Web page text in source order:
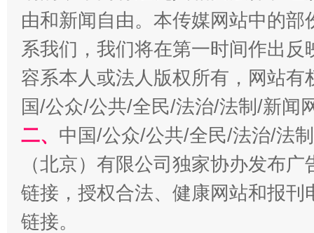
生
由和新闻自由。本传媒网站中的
系我们，我们将在第一时间作出
容系本人或法人版权所有，网站
国/公众/公共/全民/法治/法制/新闻
二、 中国/公众/公共/全民/法治/法
（北京）有限公司独家协办发布
链接，授权合法、健康网站和报
链接。